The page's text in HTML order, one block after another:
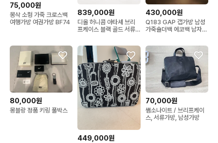
75,000원
몽삭 소형 가죽 크로스백
여행가방 여권가방 BF74
839,000원
디올 허니콤 아타셰 브리
프케이스 블랙 골드 서류
430,000원
Q183 GAP 갭가방 남성
가죽숄더백 에코백 남자쇼
80,000원
몽블랑 정품 키링 풀박스
449,000원
70,000원
쌤소나이트 / 브리프케이
스, 서류가방, 남성가방